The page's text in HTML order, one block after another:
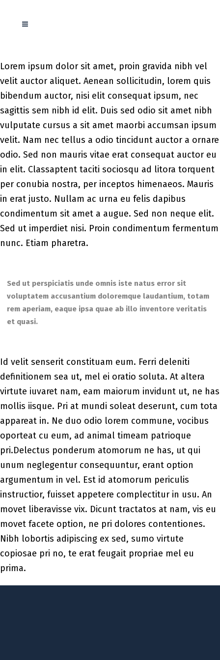
Lorem ipsum dolor sit amet, proin gravida nibh vel
velit auctor aliquet. Aenean sollicitudin, lorem quis
bibendum auctor, nisi elit consequat ipsum, nec
sagittis sem nibh id elit. Duis sed odio sit amet nibh
vulputate cursus a sit amet maorbi accumsan ipsum
velit. Nam nec tellus a odio tincidunt auctor a ornare
odio. Sed non mauris vitae erat consequat auctor eu
in elit. Classaptent taciti sociosqu ad litora torquent
per conubia nostra, per inceptos himenaeos. Mauris
in erat justo. Nullam ac urna eu felis dapibus
condimentum sit amet a augue. Sed non neque elit.
Sed ut imperdiet nisi. Proin condimentum fermentum
nunc. Etiam pharetra.
Sed ut perspiciatis unde omnis iste natus error sit
voluptatem accusantium doloremque laudantium, totam
rem aperiam, eaque ipsa quae ab illo inventore veritatis
et quasi.
Id velit senserit constituam eum. Ferri deleniti
definitionem sea ut, mel ei oratio soluta. At altera
virtute iuvaret nam, eam maiorum invidunt ut, ne has
mollis iisque. Pri at mundi soleat deserunt, cum tota
appareat in. Ne duo odio lorem commune, vocibus
oporteat cu eum, ad animal timeam patrioque
pri.Delectus ponderum atomorum ne has, ut qui
unum neglegentur consequuntur, erant option
argumentum in vel. Est id atomorum periculis
instructior, fuisset appetere complectitur in usu. An
movet liberavisse vix. Dicunt tractatos at nam, vis eu
movet facete option, ne pri dolores contentiones.
Nibh lobortis adipiscing ex sed, sumo virtute
copiosae pri no, te erat feugait propriae mel eu
prima.